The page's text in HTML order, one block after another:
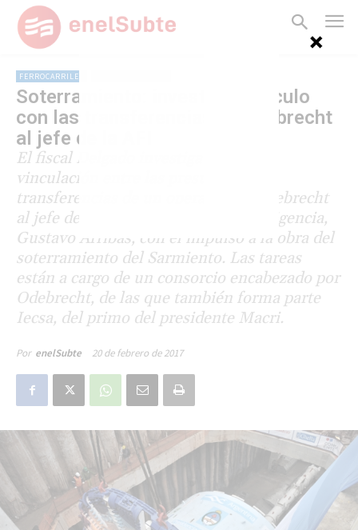
FERROCARRILES
Soterramiento: investigan vínculo
con las transferencias de Odebrecht
al jefe de la AFI
El fiscal Delgado investiga la posible
vinculación entre las presuntas
transferencias de un operador de Odebrecht
al jefe de la Agencia Federal de Inteligencia,
Gustavo Arribas, con el impulso a la obra del
soterramiento del Sarmiento. Las tareas
están a cargo de un consorcio encabezado por
Odebrecht, de las que también forma parte
Iecsa, del primo del presidente Macri.
Por enelSubte 20 de febrero de 2017